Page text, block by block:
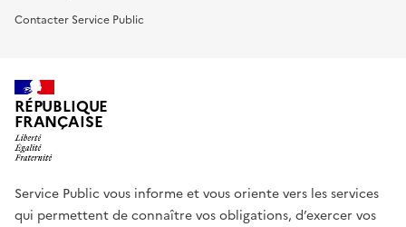
Contacter Service Public
RÉPUBLIQUE
FRANÇAISE
Service Public vous informe et vous oriente vers les services
qui permettent de connaître vos obligations, d’exercer vos